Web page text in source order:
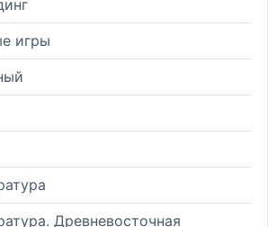
игры
Древневосточная